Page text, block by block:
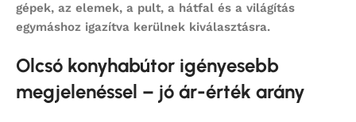
gépek, az elemek, a pult, a hátfal és a világítás
egymáshoz igazítva kerülnek kiválasztásra.
Olcsó konyhabútor igényesebb
megjelenéssel – jó ár-érték arány